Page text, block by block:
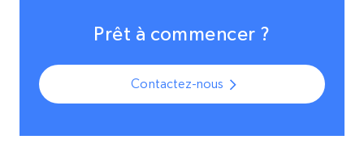
Prêt à commencer ?
Contactez-nous